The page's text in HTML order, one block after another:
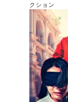
クション